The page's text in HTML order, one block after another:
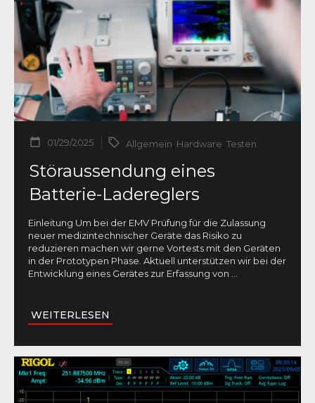
01/29/2025 Allgemein Hardware Testen
Störaussendung eines
Batterie-Ladereglers
Einleitung Um bei der EMV Prüfung für die Zulassung
neuer medizintechnischer Geräte das Risiko zu
reduzieren machen wir gerne Vortests mit den Geräten
in der Prototypen Phase. Aktuell unterstützen wir bei der
Entwicklung eines Gerätes zur Erfassung von
WEITERLESEN